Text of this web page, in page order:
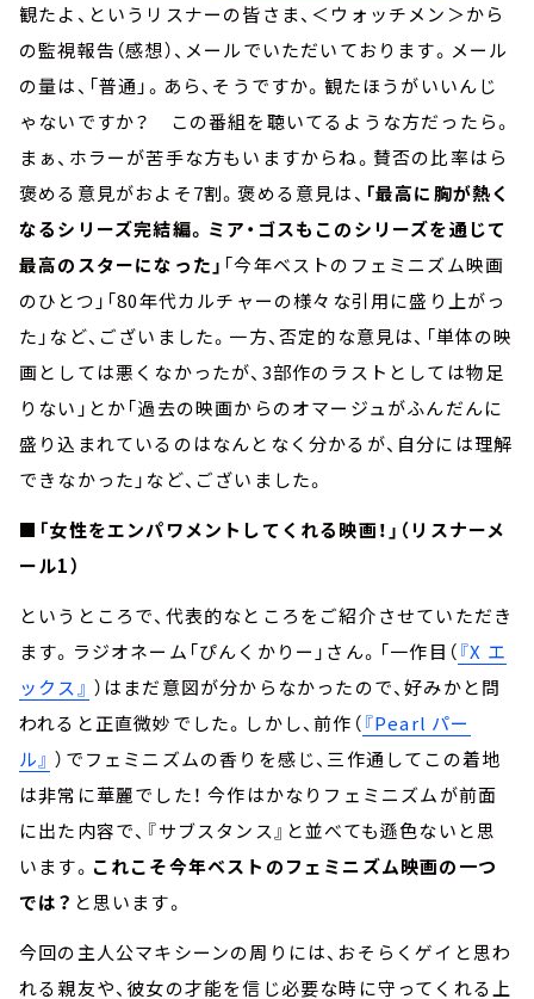
観たよ、というリスナーの皆さま、＜ウォッチメン＞から
の監視報告（感想）、メールでいただいております。メール
の量は、「普通」。あら、そうですか。観たほうがいいんじ
ゃないですか？ この番組を聴いてるような方だったら。
まぁ、ホラーが苦手な方もいますからね。賛否の比率はら
褒める意見がおよそ7割。褒める意見は、 「最高に胸が熱く
なるシリーズ完結編。ミア・ゴスもこのシリーズを通じて
最高のスターになった」 「今年ベストのフェミニズム映画
のひとつ」「80年代カルチャーの様々な引用に盛り上がっ
た」など、ございました。一方、否定的な意見は、「単体の映
画としては悪くなかったが、3部作のラストとしては物足
りない」とか「過去の映画からのオマージュがふんだんに
盛り込まれているのはなんとなく分かるが、自分には理解
できなかった」など、ございました。
■「女性をエンパワメントしてくれる映画！」（リスナーメ
ール1）
というところで、代表的なところをご紹介させていただき
ます。ラジオネーム「ぴんくかりー」さん。「一作目（『X エ
ックス』 ）はまだ意図が分からなかったので、好みかと問
われると正直微妙でした。しかし、前作（『Pearl パー
ル』 ）でフェミニズムの香りを感じ、三作通してこの着地
は非常に華麗でした！ 今作はかなりフェミニズムが前面
に出た内容で、『サブスタンス』と並べても遜色ないと思
います。 これこそ今年ベストのフェミニズム映画の一つ
では？ と思います。
今回の主人公マキシーンの周りには、おそらくゲイと思わ
れる親友や、彼女の才能を信じ必要な時に守ってくれる上